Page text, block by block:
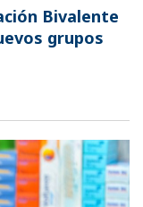
Bivalente
grupos